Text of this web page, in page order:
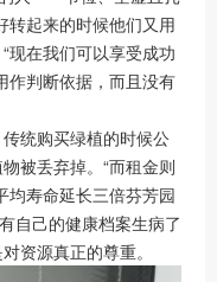
转起来的时候他们又用
现在我们可以享受成功
作判断依据，而且没有
统购买绿植的时候公
被丢弃掉。“而租金则
均寿命延长三倍芬芳园
自己的健康档案生病了
资源真正的尊重。